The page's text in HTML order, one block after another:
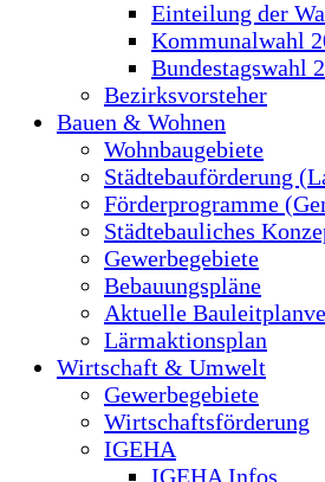
Einteilung der
Kommunalwahl
Bundestagswahl
Bezirksvorsteher
Bauen & Wohnen
Wohnbaugebiete
Städtebauförderung
Förderprogramme
Städtebauliches
Gewerbegebiete
Bebauungspläne
Aktuelle
Lärmaktionsplan
Wirtschaft & Umwelt
Gewerbegebiete
Wirtschaftsförderung
IGEHA
IGEHA Infos